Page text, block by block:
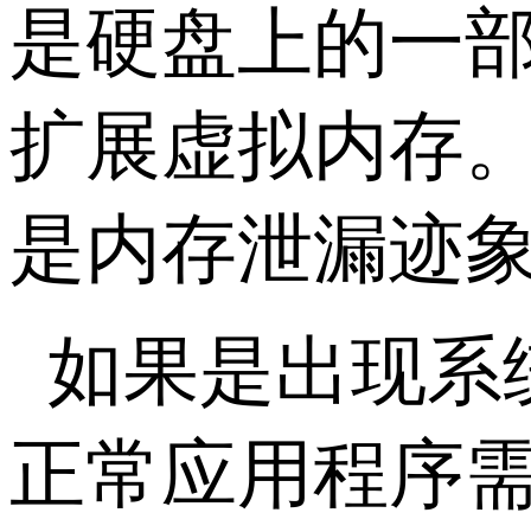
是硬盘上的一
扩展虚拟内存
是内存泄漏迹
如果是出现系
正常应用程序